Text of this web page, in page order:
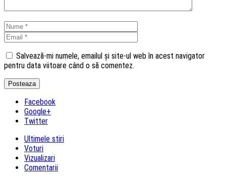
Salvează-mi numele, emailul și site-ul web în acest navigator
pentru data viitoare când o să comentez.
Facebook
Google+
Twitter
Ultimele stiri
Voturi
Vizualizari
Comentarii